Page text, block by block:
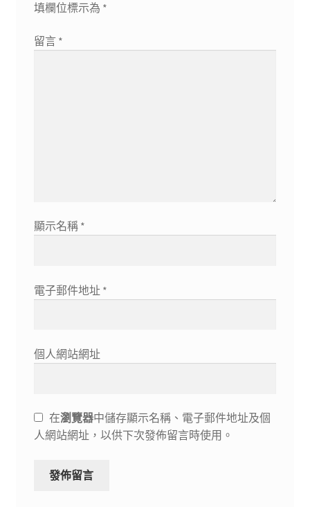
填欄位標示為 *
留言 *
顯示名稱 *
電子郵件地址 *
個人網站網址
在瀏覽器中儲存顯示名稱、電子郵件地址及個
人網站網址，以供下次發佈留言時使用。